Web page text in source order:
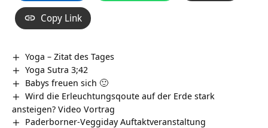
Copy Link
Yoga – Zitat des Tages
Yoga Sutra 3;42
Babys freuen sich 🙂
Wird die Erleuchtungsqoute auf der Erde stark
ansteigen? Video Vortrag
Paderborner-Veggiday Auftaktveranstaltung